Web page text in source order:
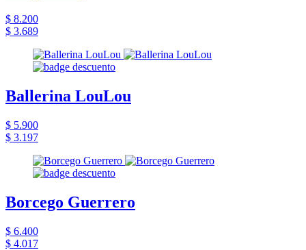
$ 8.200
$ 3.689
Ballerina LouLou
$ 5.900
$ 3.197
Borcego Guerrero
$ 6.400
$ 4.017